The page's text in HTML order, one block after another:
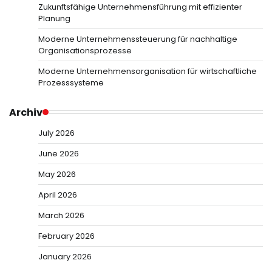
Zukunftsfähige Unternehmensführung mit effizienter
Planung
Moderne Unternehmenssteuerung für nachhaltige
Organisationsprozesse
Moderne Unternehmensorganisation für wirtschaftliche
Prozesssysteme
Archiv
July 2026
June 2026
May 2026
April 2026
March 2026
February 2026
January 2026